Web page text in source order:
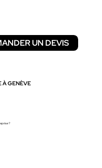
UN DEVIS
À GENÈVE
?